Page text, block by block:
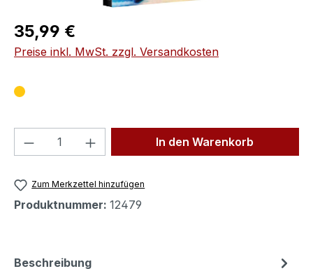
Regulärer Preis:
35,99 €
Preise inkl. MwSt. zzgl. Versandkosten
Produkt Anzahl: Gib denIn den Warenkorb
Zum Merkzettel hinzufügen
Produktnummer: 12479
Beschreibung